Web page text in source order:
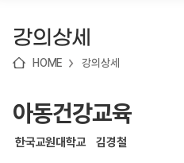
강의상세
HOME 강의상세
아동건강교육
한국교원대학교 김경철